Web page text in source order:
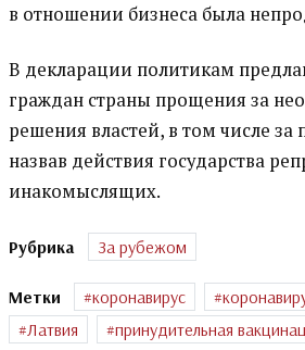
в отношении бизнеса была
В декларации политикам
граждан страны прощения за
решения властей, в том числе за
назвав действия государства
инакомыслящих.
Рубрика За рубежом
Метки коронавирус
Латвия
принудительная